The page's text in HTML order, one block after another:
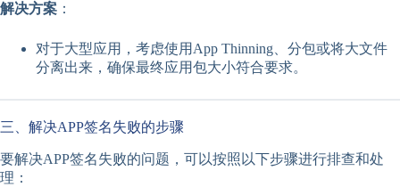
解决方案 ：
对于大型应用，考虑使用App Thinning、分包或将大文件
分离出来，确保最终应用包大小符合要求。
三、解决APP签名失败的步骤
要解决APP签名失败的问题，可以按照以下步骤进行排查和处
理：